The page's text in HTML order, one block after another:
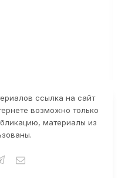
ссылка на сайт
возможно только
материалы из